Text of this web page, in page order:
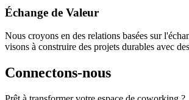
Échange de Valeur
Nous croyons en des relations basées sur
visons à construire des projets durables avec
Connectons-nous